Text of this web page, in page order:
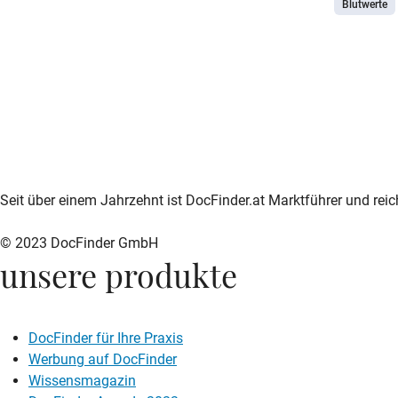
Blutwerte
zur DocFinder-Startseite
logo icon
Seit über einem Jahrzehnt ist DocFinder.at Marktführer und
© 2023 DocFinder GmbH
unsere produkte
DocFinder für Ihre Praxis
Werbung auf DocFinder
Wissensmagazin